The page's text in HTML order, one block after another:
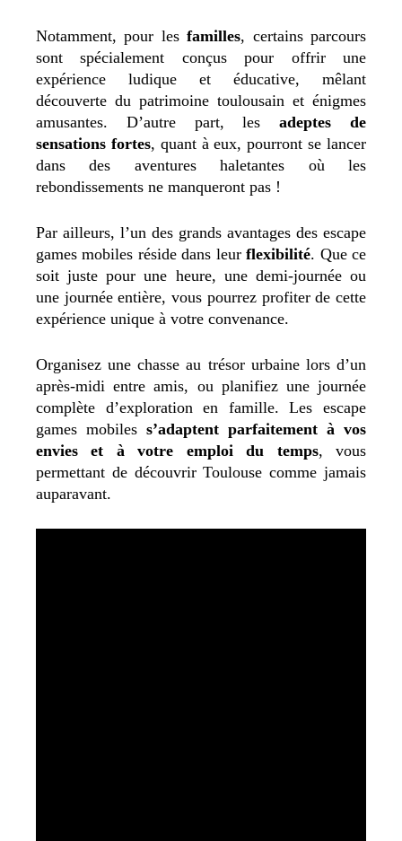
Notamment, pour lesfamilles, certains parcours
sont spécialement conçus pour offrir une
expérience ludique et éducative, mêlant
découverte du patrimoine toulousain et énigmes
amusantes. D’autre part, lesadeptes de
sensations fortes, quant à eux, pourront se lancer
dans des aventures haletantes où les
rebondissements ne manqueront pas !
Par ailleurs, l’un des grands avantages des escape
games mobiles réside dans leurflexibilité. Que ce
soit juste pour une heure, une demi-journée ou
une journée entière, vous pourrez profiter de cette
expérience unique à votre convenance.
Organisez une chasse au trésor urbaine lors d’un
après-midi entre amis, ou planifiez une journée
complète d’exploration en famille. Les escape
games mobiles s’adaptent parfaitement à vos
envies et à votre emploi du temps, vous
permettant de découvrir Toulouse comme jamais
auparavant.